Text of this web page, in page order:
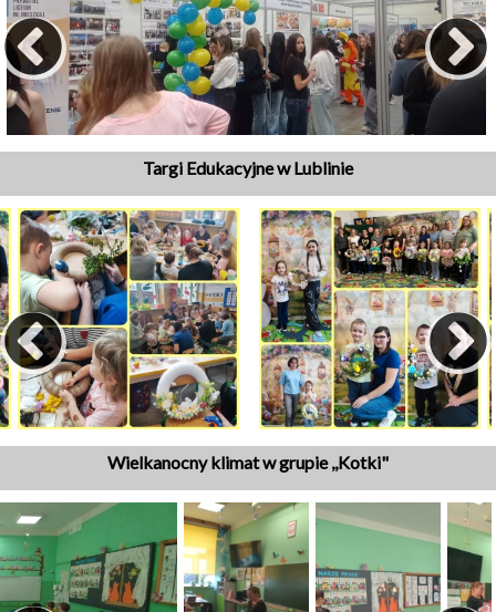
Targi Edukacyjne w Lublinie
Wielkanocny klimat w grupie ,,Kotki"